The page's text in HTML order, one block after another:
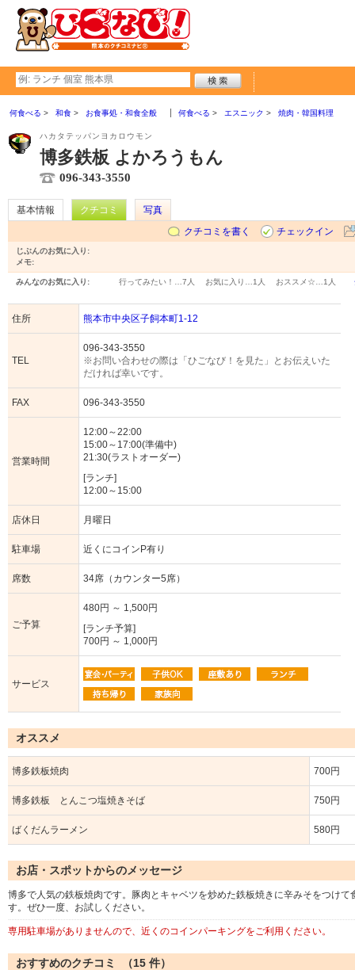
何食べる 和食 お食事処・和食全般 何食べる エスニック 焼肉・韓国料理
ハカタテッパンヨカロウモン
博多鉄板 よかろうもん
096-343-3550
基本情報 クチコミ
写真
クチコミを書く
チェックイン
じぶんのお気に入り:
メモ:
みんなのお気に入り: 行ってみたい！… 7人 お気に入り… 1人 おススメ☆… 1人
住所 熊本市中央区子飼本町1-12
TEL
096-343-3550
※お問い合わせの際は「ひごなび！を見た」とお伝えいた
だければ幸いです。
FAX 096-343-3550
営業時間
12:00～22:00
15:00～17:00(準備中)
21:30(ラストオーダー)
[ランチ]
12:00～15:00
店休日 月曜日
駐車場 近くにコインP有り
席数 34席（カウンター5席）
ご予算
480円 ～ 1,500円
[ランチ予算]
700円 ～ 1,000円
サービス
オススメ
博多鉄板焼肉 700円
博多鉄板 とんこつ塩焼きそば 750円
ばくだんラーメン 580円
お店・スポットからのメッセージ
博多で人気の鉄板焼肉です。豚肉とキャベツを炒めた鉄板焼きに辛みそをつけ
す。ぜひ一度、お試しください。
専用駐車場がありませんので、近くのコインパーキングをご利用ください。
おすすめのクチコミ （15 件）